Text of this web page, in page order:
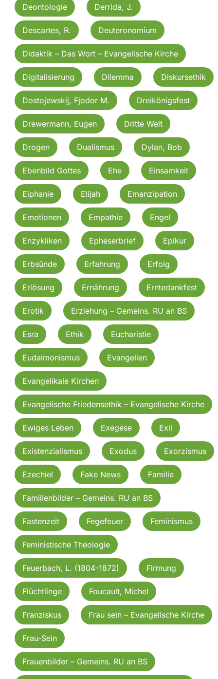
Deontologie Derrida, J.
Descartes, R. Deuteronomium
Didaktik – Das Wort – Evangelische Kirche
Digitalisierung Dilemma Diskursethik
Dostojewskij, Fjodor M. Dreikönigsfest
Drewermann, Eugen Dritte Welt
Drogen Dualismus Dylan, Bob
Ebenbild Gottes Ehe Einsamkeit
Eiphanie Elijah Emanzipation
Emotionen Empathie Engel
Enzykliken Epheserbrief Epikur
Erbsünde Erfahrung Erfolg
Erlösung Ernährung Erntedankfest
Erotik Erziehung – Gemeins. RU an BS
Esra Ethik Eucharistie
Eudaimonismus Evangelien
Evangelikale Kirchen
Evangelische Friedensethik – Evangelische Kirche
Ewiges Leben Exegese Exil
Existenzialismus Exodus Exorzismus
Ezechiel Fake News Familie
Familienbilder – Gemeins. RU an BS
Fastenzeit Fegefeuer Feminismus
Feministische Theologie
Feuerbach, L. (1804-1872) Firmung
Flüchtlinge Foucault, Michel
Franziskus Frau sein – Evangelische Kirche
Frau-Sein
Frauenbilder – Gemeins. RU an BS